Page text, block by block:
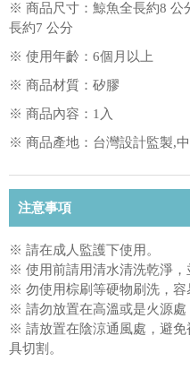
※ 商品尺寸：鯨魚全長約8 公
長約7 公分
※ 使用年齡：6個月以上
※ 商品材質：矽膠
※ 商品內容：1入
※ 商品產地：台灣設計監製,
注意事項
※ 請在成人監護下使用。
※ 使用前請用清水清洗乾淨，
※ 勿使用棕刷等硬物刷洗，容
※ 請勿放置在高溫或是火源處
※ 請放置在陰涼通風處，避免
具切割。